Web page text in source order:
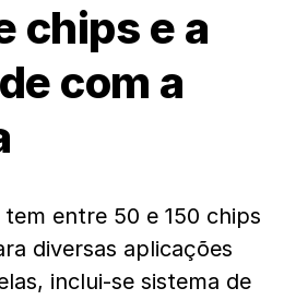
chips e a
com a
entre 50 e 150 chips
diversas aplicações
inclui-se sistema de